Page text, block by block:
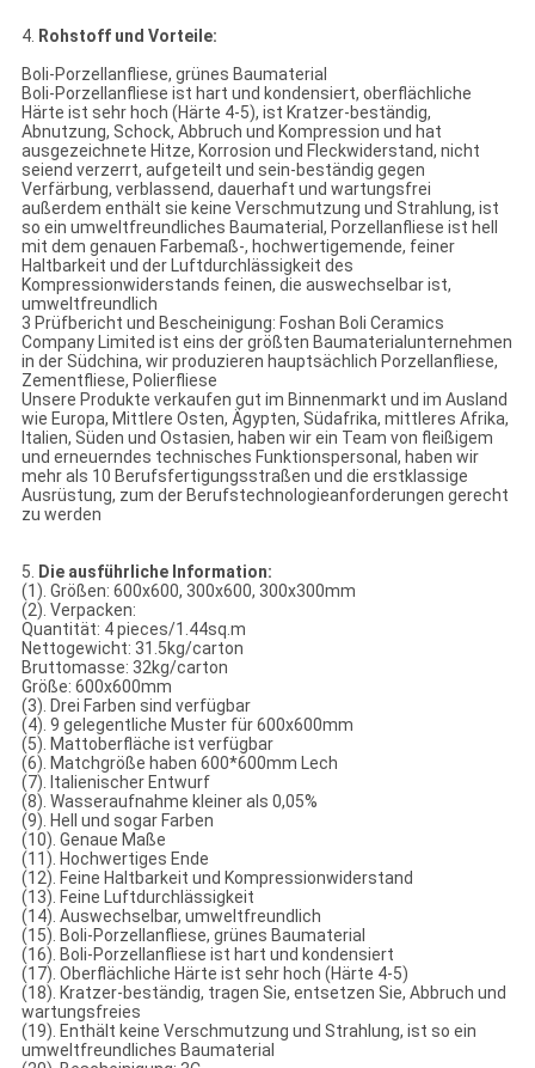
4. Rohstoff und Vorteile:
Boli-Porzellanfliese, grünes Baumaterial
Boli-Porzellanfliese ist hart und kondensiert, oberflächliche
Härte ist sehr hoch (Härte 4-5), ist Kratzer-beständig,
Abnutzung, Schock, Abbruch und Kompression und hat
ausgezeichnete Hitze, Korrosion und Fleckwiderstand, nicht
seiend verzerrt, aufgeteilt und sein-beständig gegen
Verfärbung, verblassend, dauerhaft und wartungsfrei
außerdem enthält sie keine Verschmutzung und Strahlung, ist
so ein umweltfreundliches Baumaterial, Porzellanfliese ist hell
mit dem genauen Farbemaß-, hochwertigemende, feiner
Haltbarkeit und der Luftdurchlässigkeit des
Kompressionwiderstands feinen, die auswechselbar ist,
umweltfreundlich
3 Prüfbericht und Bescheinigung: Foshan Boli Ceramics
Company Limited ist eins der größten Baumaterialunternehmen
in der Südchina, wir produzieren hauptsächlich Porzellanfliese,
Zementfliese, Polierfliese
Unsere Produkte verkaufen gut im Binnenmarkt und im Ausland
wie Europa, Mittlere Osten, Ägypten, Südafrika, mittleres Afrika,
Italien, Süden und Ostasien, haben wir ein Team von fleißigem
und erneuerndes technisches Funktionspersonal, haben wir
mehr als 10 Berufsfertigungsstraßen und die erstklassige
Ausrüstung, zum der Berufstechnologieanforderungen gerecht
zu werden
5. Die ausführliche Information:
(1). Größen: 600x600, 300x600, 300x300mm
(2). Verpacken:
Quantität: 4 pieces/1.44sq.m
Nettogewicht: 31.5kg/carton
Bruttomasse: 32kg/carton
Größe: 600x600mm
(3). Drei Farben sind verfügbar
(4). 9 gelegentliche Muster für 600x600mm
(5). Mattoberfläche ist verfügbar
(6). Matchgröße haben 600*600mm Lech
(7). Italienischer Entwurf
(8). Wasseraufnahme kleiner als 0,05%
(9). Hell und sogar Farben
(10). Genaue Maße
(11). Hochwertiges Ende
(12). Feine Haltbarkeit und Kompressionwiderstand
(13). Feine Luftdurchlässigkeit
(14). Auswechselbar, umweltfreundlich
(15). Boli-Porzellanfliese, grünes Baumaterial
(16). Boli-Porzellanfliese ist hart und kondensiert
(17). Oberflächliche Härte ist sehr hoch (Härte 4-5)
(18). Kratzer-beständig, tragen Sie, entsetzen Sie, Abbruch und
wartungsfreies
(19). Enthält keine Verschmutzung und Strahlung, ist so ein
umweltfreundliches Baumaterial